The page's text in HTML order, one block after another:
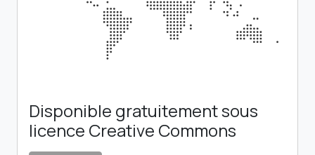
Disponible gratuitement sous
licence Creative Commons